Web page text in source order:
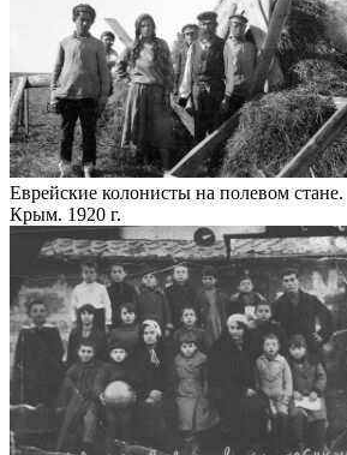
Еврейские колонисты на полевом стане.
Крым. 1920 г.